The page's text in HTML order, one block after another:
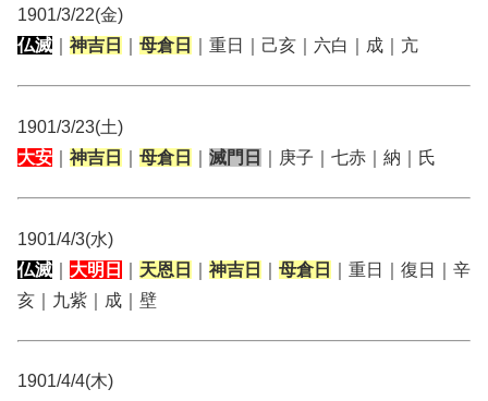
1901/3/22(金)
仏滅
神吉日 母倉日 ｜重日｜己亥｜六白｜成｜亢
1901/3/23(土)
大安
神吉日 母倉日 滅門日 ｜庚子｜七赤｜納｜氏
1901/4/3(水)
仏滅
大明日 天恩日 神吉日 母倉日
｜重日｜復日｜辛
亥｜九紫｜成｜壁
1901/4/4(木)